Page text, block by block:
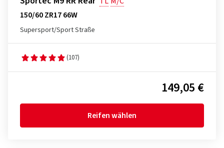
150/60 ZR17 66W
Supersport/Sport Straße
(107)
149,05 €
Reifen wählen